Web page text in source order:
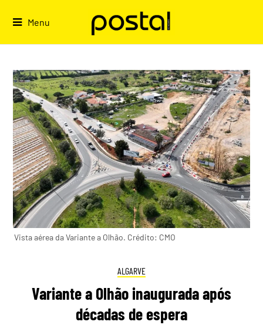
Menu
Vista aérea da Variante a Olhão. Crédito: CMO
ALGARVE
Variante a Olhão inaugurada após
décadas de espera